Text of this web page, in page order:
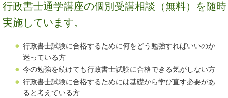
行政書士通学講座の個別受講相談（無料）を随時
実施しています。
行政書士試験に合格するために何をどう勉強すればいいのか
迷っている方
今の勉強を続けても行政書士試験に合格できる気がしない方
行政書士試験に合格するためには基礎から学び直す必要があ
ると考えている方